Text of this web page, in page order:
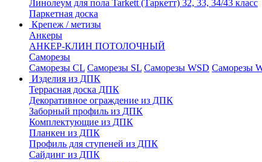
Линолеум для пола Tarkett (Таркетт) 32, 33, 34/43 класс
Паркетная доска
Крепеж / метизы
Анкеры
АНКЕР-КЛИН ПОТОЛОЧНЫЙ
Саморезы
Саморезы CL Саморезы SL Саморезы WSD Саморезы
Изделия из ДПК
Террасная доска ДПК
Декоративное ограждение из ДПК
Заборный профиль из ДПК
Комплектующие из ДПК
Планкен из ДПК
Профиль для ступеней из ДПК
Сайдинг из ДПК